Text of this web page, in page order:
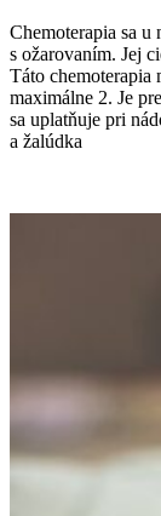
Chemoterapia sa u
s ožarovaním. Jej
Táto chemoterapia
maximálne 2. Je
sa uplatňuje pri
a žalúdka